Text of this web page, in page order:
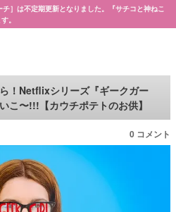
］は不定期更新となりました。『サチコと神ねこ
。
！Netflixシリーズ『ギークガー
こ〜!!!【カウチポテトのお供】
0 コメント